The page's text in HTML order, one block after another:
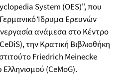
System (OES)", που
Ίδρυμα Ερευνών
ανάμεσα στο Κέντρο
την Κρατική Βιβλιοθήκη
Friedrich Meinecke
(CeMoG).